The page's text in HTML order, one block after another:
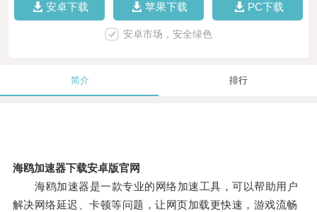
安卓下载 苹果下载 PC下载
安卓市场，安全绿色
简介 排行
海鸥加速器下载安卓版官网
海鸥加速器是一款专业的网络加速工具，可以帮助用户
解决网络延迟、卡顿等问题，让网页加载更快速，游戏流畅